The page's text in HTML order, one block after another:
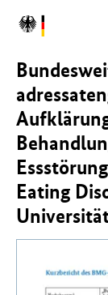
Hauptinhalt
springen
Hauptnavigation
springen
Seitenende
springen
L
o
B
u
n
d
e
s
m
i
n
i
Eating